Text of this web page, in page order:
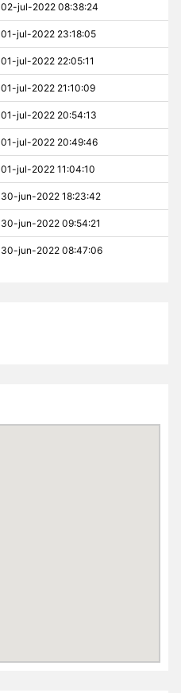
02-jul-2022 08:38:24
01-jul-2022 23:18:05
01-jul-2022 22:05:11
01-jul-2022 21:10:09
01-jul-2022 20:54:13
01-jul-2022 20:49:46
01-jul-2022 11:04:10
30-jun-2022 18:23:42
30-jun-2022 09:54:21
30-jun-2022 08:47:06